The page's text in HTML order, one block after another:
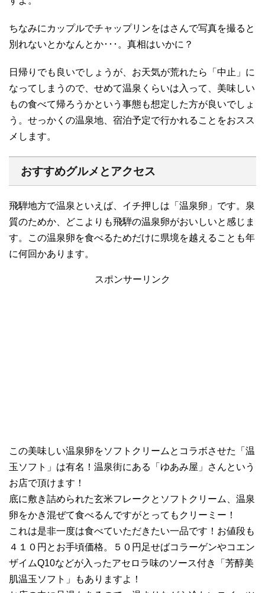
ちなみにカップルでチャップリンをはさんで写真を撮ると
別れないとかなんとか･･･。真相はいかに？
日帰りでも良いでしょうが、お天気が荒れたら「中止」に
なってしまうので、せめて温泉くらいは入って、美味しい
もの食べて帰ろうかという事態も想定した方が良いでしょ
う。せっかくの温泉地、宿泊予定で行かれることをおスス
メします。
おすすめグルメとアクセス
飛騨地方で温泉といえば、イチ押しは「温泉卵」です。泉
質のためか、どこよりも飛騨の温泉卵がおいしいと感じま
す。この温泉卵を食べるためだけに県境を越えることも年
に何回かあります。
スポンサーリンク
この美味しい温泉卵をソフトクリームとコラボさせた「温
玉ソフト」は有名！温泉街にある「ゆあみ屋」さんという
お店で頂けます！
底に敷き詰められた玄米フレークとソフトクリーム、温泉
卵をかき混ぜて食べるんですがとってもクリーミー！
これは是非一度は食べていただきたい一品です！お値段も
４１０円とお手頃価格。５０円足せばコラーゲンやコエン
ザイムQ10などが入ったアセロラ味のソース付き「芳醇美
肌温玉ソフト」もありますよ！